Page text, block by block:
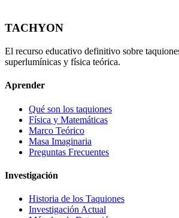
TACHYON
El recurso educativo definitivo sobre
superlumínicas y física teórica.
Aprender
Qué son los taquiones
Física y Matemáticas
Marco Teórico
Masa Imaginaria
Preguntas Frecuentes
Investigación
Historia de los Taquiones
Investigación Actual